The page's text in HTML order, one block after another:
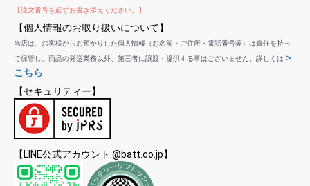
【注文番号を必ずお書き添えください。】
【個人情報のお取り扱いについて】
当店は、お客様からお預かりした個人情報（お名前・ご住所・電話番号等）は責任を持っ
て保管し、商品の発送業務以外、第三者に譲渡・提供する事はございません。詳しくは ＞
こちら
【セキュリティー】
【LINE公式アカウント @batt.co.jp】